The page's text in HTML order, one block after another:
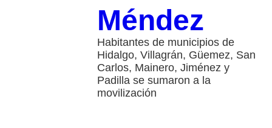
Méndez
Habitantes de municipios de
Hidalgo, Villagrán, Güemez, San
Carlos, Mainero, Jiménez y
Padilla se sumaron a la
movilización